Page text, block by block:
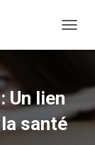
Un lien
santé